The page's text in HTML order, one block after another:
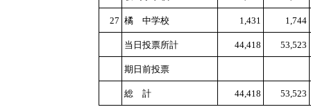
27 橘 中学校 1,431 1,744
当日投票所計 44,418 53,523
期日前投票
総 計 44,418 53,523